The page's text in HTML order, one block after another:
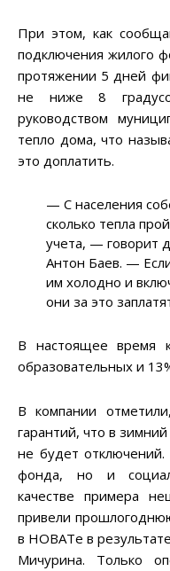
При этом, как
подключения жилого
протяжении 5 дней
не ниже 8
руководством
тепло дома, что
это доплатить.
— С населения
сколько тепла
учета, — говорит
Антон Баев. —
им холодно и
они за это
В настоящее время
образовательных и
В компании
гарантий, что в
не будет отключений.
фонда, но и
качестве примера
привели
в НОВАТе в
Мичурина. Только